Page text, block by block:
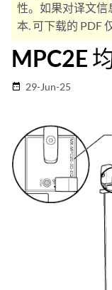
性。如果对译文信
本. 可下载的 PDF
MPC2E
date_range 29-Jun-25